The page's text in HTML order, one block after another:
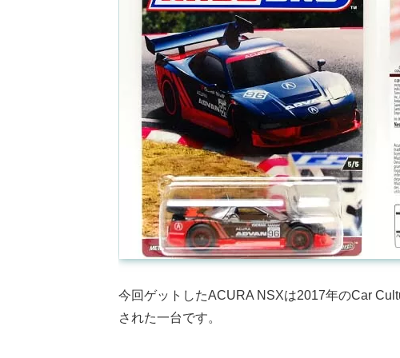
今回ゲットしたACURA NSXは2017年のCar
された一台です。